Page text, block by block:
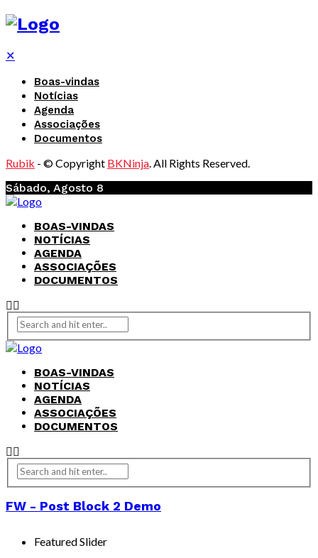
✕
Boas-vindas
Notícias
Agenda
Associações
Documentos
Rubik - © Copyright BKNinja. All Rights Reserved.
Sábado, Agosto 8
BOAS-VINDAS
NOTÍCIAS
AGENDA
ASSOCIAÇÕES
DOCUMENTOS
BOAS-VINDAS
NOTÍCIAS
AGENDA
ASSOCIAÇÕES
DOCUMENTOS
FW - Post Block 2 Demo
Featured Slider